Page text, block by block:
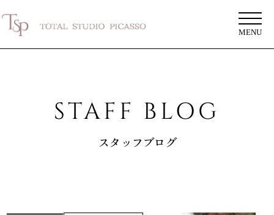
MENU
STAFF BLOG
スタッフブログ